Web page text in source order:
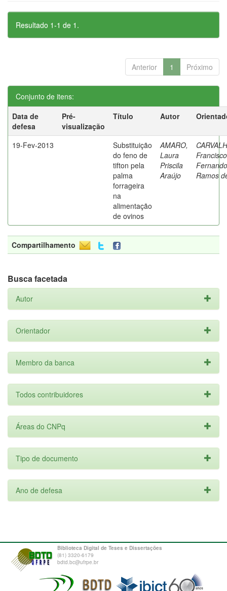
Resultado 1-1 de 1.
Anterior 1 Próximo
Conjunto de itens:
Data de
defesa
Pré-
visualização
Título Autor
19-Fev-2013
Substituição
do feno de
tifton pela
palma
forrageira
na
alimentação
de ovinos
AMARO,
Laura
Priscila
Araújo
Francisco
Fernando
Ramos
Compartilhamento
Busca facetada
Autor
Orientador
Membro da banca
Todos contribuidores
Áreas do CNPq
Tipo de documento
Ano de defesa
Biblioteca Digital de Teses e Dissertações
(81) 3320-6179
bdtd.bc@ufrpe.br